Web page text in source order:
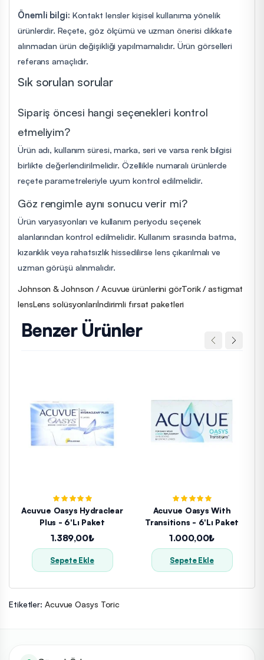
Önemli bilgi: Kontakt lensler kişisel kullanıma yönelik
ürünlerdir. Reçete, göz ölçümü ve uzman önerisi dikkate
alınmadan ürün değişikliği yapılmamalıdır. Ürün görselleri
referans amaçlıdır.
Sık sorulan sorular
Sipariş öncesi hangi seçenekleri kontrol
etmeliyim?
Ürün adı, kullanım süresi, marka, seri ve varsa renk bilgisi
birlikte değerlendirilmelidir. Özellikle numaralı ürünlerde
reçete parametreleriyle uyum kontrol edilmelidir.
Göz rengimle aynı sonucu verir mi?
Ürün varyasyonları ve kullanım periyodu seçenek
alanlarından kontrol edilmelidir. Kullanım sırasında batma,
kızarıklık veya rahatsızlık hissedilirse lens çıkarılmalı ve
uzman görüşü alınmalıdır.
Johnson & Johnson / Acuvue ürünlerini görTorik / astigmat
lensLens solüsyonlarıİndirimli fırsat paketleri
Benzer Ürünler
Acuvue Oasys Hydraclear
Plus - 6'lı Paket
1.389,00₺
Sepete Ekle
Acuvue Oasys With
Transitions - 6'lı Paket
1.000,00₺
Sepete Ekle
Etiketler: Acuvue Oasys Toric